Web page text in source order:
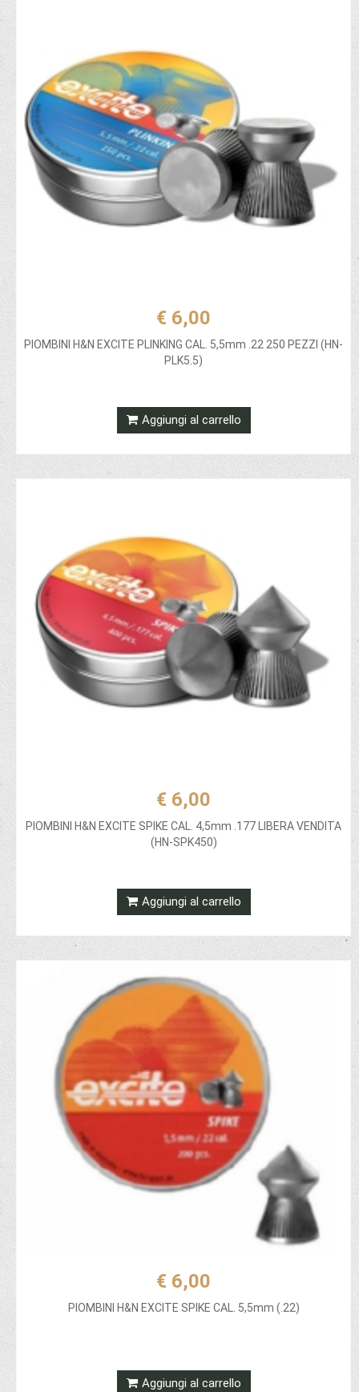
€ 6,00
PIOMBINI H&N EXCITE PLINKING CAL. 5,5mm .22 250 PEZZI (HN-
PLK5.5)
Aggiungi al carrello
€ 6,00
PIOMBINI H&N EXCITE SPIKE CAL. 4,5mm .177 LIBERA VENDITA
(HN-SPK450)
Aggiungi al carrello
€ 6,00
PIOMBINI H&N EXCITE SPIKE CAL. 5,5mm (.22)
Aggiungi al carrello